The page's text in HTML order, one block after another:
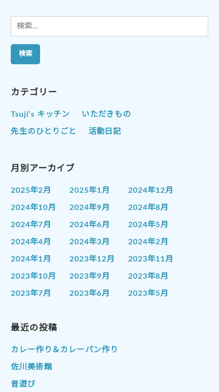
検
索:
カテゴリー
Tsuji’s キッチン いただきもの
先生のひとりごと 活動日記
月別アーカイブ
2025年2月 2025年1月 2024年12月
2024年10月 2024年9月 2024年8月
2024年7月 2024年6月 2024年5月
2024年4月 2024年3月 2024年2月
2024年1月 2023年12月 2023年11月
2023年10月 2023年9月 2023年8月
2023年7月 2023年6月 2023年5月
2023年1月
2022年10月 2022年9月
2022年7月
2022年4月
最近の投稿
カレー作り＆カレーパン作り
佐川美術館
昔遊び